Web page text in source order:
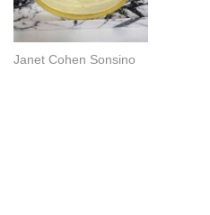
Janet Cohen Sonsino